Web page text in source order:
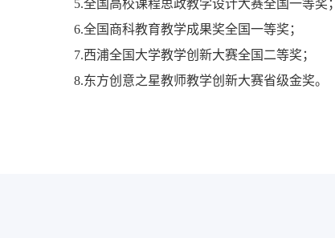
5.全国高校课程思政教学设计大赛全国一等奖；
6.全国商科教育教学成果奖全国一等奖；
7.西浦全国大学教学创新大赛全国二等奖；
8.东方创意之星教师教学创新大赛省级金奖。